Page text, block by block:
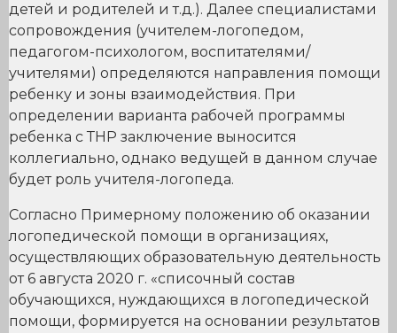
детей и родителей и т.д.). Далее специалистами
сопровождения (учителем-логопедом,
педагогом-психологом, воспитателями/
учителями) определяются направления помощи
ребенку и зоны взаимодействия. При
определении варианта рабочей программы
ребенка с ТНР заключение выносится
коллегиально, однако ведущей в данном случае
будет роль учителя-логопеда.
Согласно Примерному положению об оказании
логопедической помощи в организациях,
осуществляющих образовательную деятельность
от 6 августа 2020 г. «списочный состав
обучающихся, нуждающихся в логопедической
помощи, формируется на основании результатов